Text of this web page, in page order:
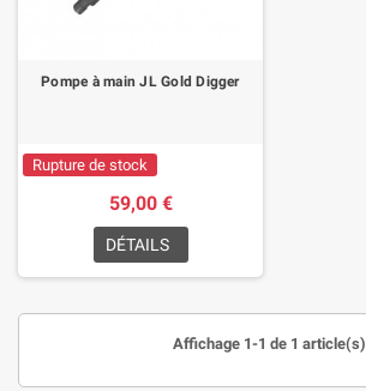
Pompe à main JL Gold Digger
Rupture de stock
59,00 €
DÉTAILS
Affichage 1-1 de 1 article(s)